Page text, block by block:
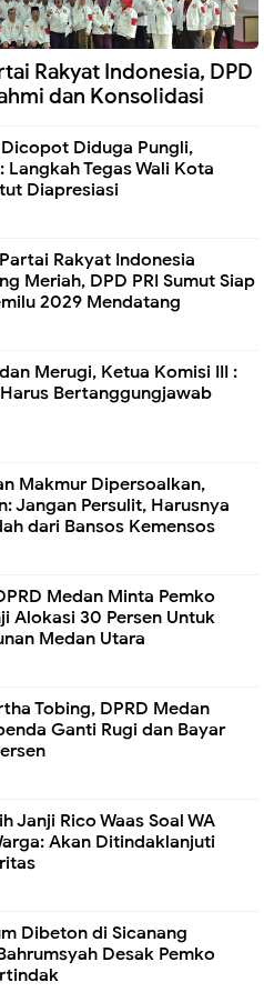
Rakyat Indonesia, DPD
dan Konsolidasi
Diduga Pungli,
Langkah Tegas Wali Kota
Diapresiasi
Rakyat Indonesia
Meriah, DPD PRI Sumut Siap
2029 Mendatang
Merugi, Ketua Komisi III :
Bertanggungjawab
Makmur Dipersoalkan,
Jangan Persulit, Harusnya
dari Bansos Kemensos
Medan Minta Pemko
Alokasi 30 Persen Untuk
Medan Utara
Tobing, DPRD Medan
Ganti Rugi dan Bayar
Janji Rico Waas Soal WA
Akan Ditindaklanjuti
Dibeton di Sicanang
Desak Pemko